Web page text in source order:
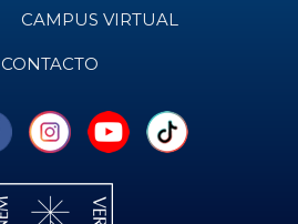
CAMPUS VIRTUAL
CONTACTO